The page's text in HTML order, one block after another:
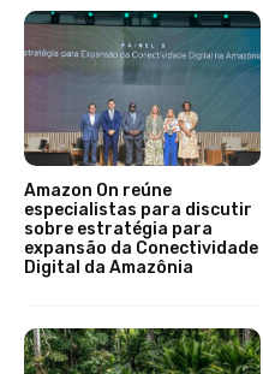
Amazon On reúne
especialistas para discutir
sobre estratégia para
expansão da Conectividade
Digital da Amazônia